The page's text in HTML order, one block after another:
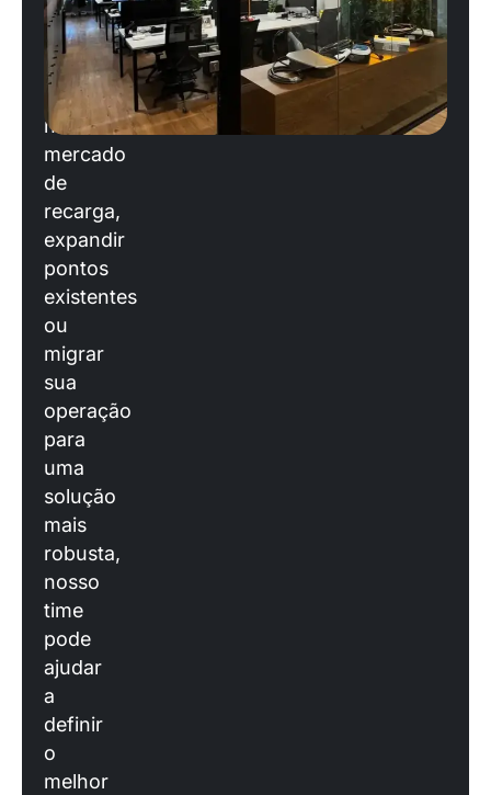
você
está
planejando
entrar
no
mercado
de
recarga,
expandir
pontos
existentes
ou
migrar
sua
operação
para
uma
solução
mais
robusta,
nosso
time
pode
ajudar
a
definir
o
melhor